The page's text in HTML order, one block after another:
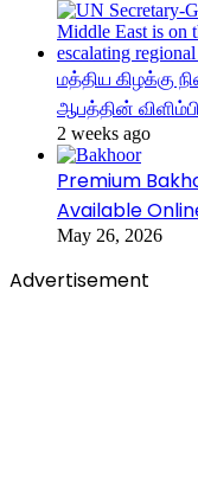
மத்திய கிழக்கு
ஆபத்தின்
2 weeks ago
Premium
Available
May 26, 2026
Advertisement